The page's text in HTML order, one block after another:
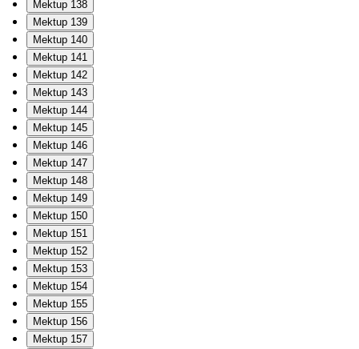
Mektup 138
Mektup 139
Mektup 140
Mektup 141
Mektup 142
Mektup 143
Mektup 144
Mektup 145
Mektup 146
Mektup 147
Mektup 148
Mektup 149
Mektup 150
Mektup 151
Mektup 152
Mektup 153
Mektup 154
Mektup 155
Mektup 156
Mektup 157